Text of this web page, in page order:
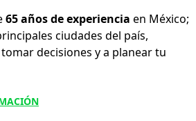
65 años de experiencia en México;
ciudades del país,
decisiones y a planear tu